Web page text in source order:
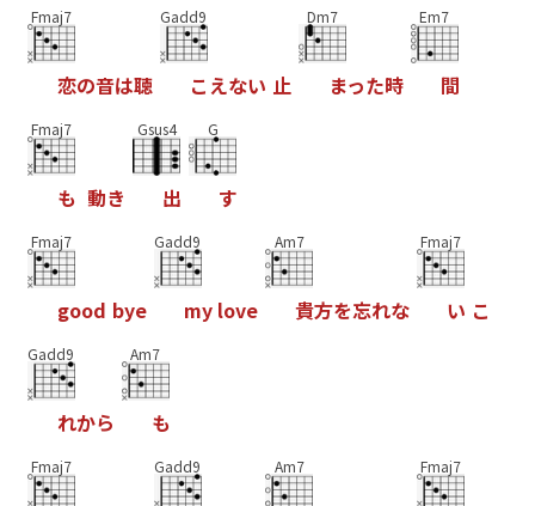
Fmaj7
恋の音は聴
Gadd9
こえない 止
Dm7
まった時
Em7
間
Fmaj7
も 動き
Gsus4
出
G
す
Fmaj7
good bye
Gadd9
my love
Am7
貴方を忘れな
Fmaj7
い こ
Gadd9
れから
Am7
も
Fmaj7 Gadd9 Am7 Fmaj7